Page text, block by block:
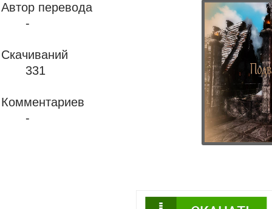
Автор перевода
-
Скачиваний
331
Комментариев
-